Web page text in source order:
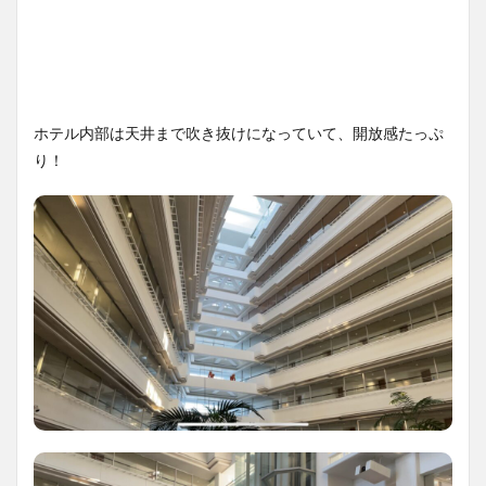
ホテル内部は天井まで吹き抜けになっていて、開放感たっぷ
り！